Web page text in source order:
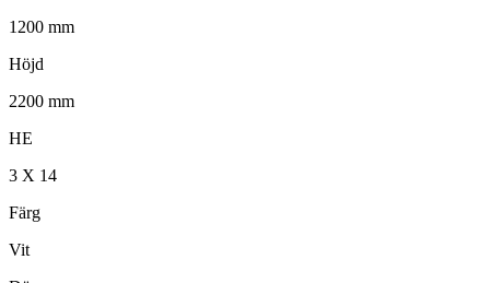
1200 mm
Höjd
2200 mm
HE
3 X 14
Färg
Vit